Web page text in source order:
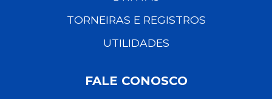
TORNEIRAS E REGISTROS
UTILIDADES
FALE CONOSCO